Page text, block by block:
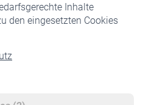
Inhalte
den eingesetzten Cookies